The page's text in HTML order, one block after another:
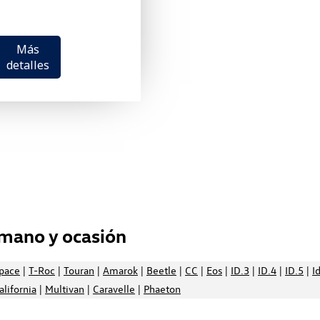
Más
detalles
y ocasión
| T-Roc | Touran | Amarok | Beetle | CC | Eos | ID.3 | ID.4 | ID.5 |
| Multivan | Caravelle | Phaeton